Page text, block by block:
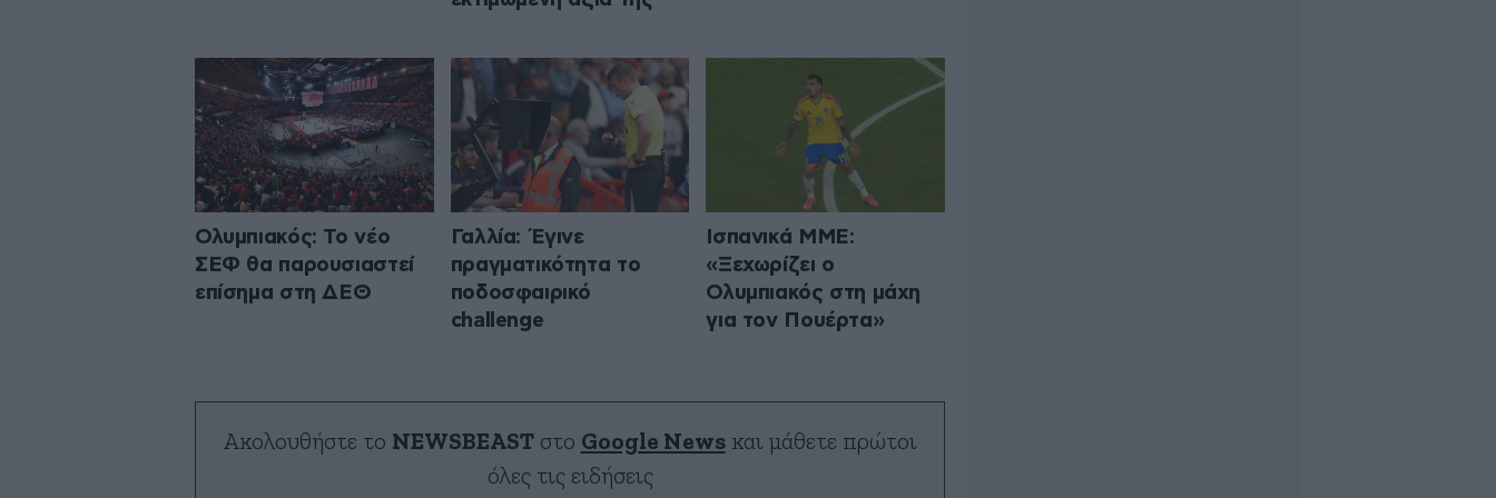
Ολυμπιακός: Το νέο
ΣΕΦ θα παρουσιαστεί
επίσημα στη ΔΕΘ
Γαλλία: Έγινε
πραγματικότητα το
ποδοσφαιρικό
challenge
Ισπανικά ΜΜΕ:
«Ξεχωρίζει ο
Ολυμπιακός στη μάχη
για τον Πουέρτα»
Ακολουθήστε το NEWSBEASTστο Google Newsκαι μάθετε πρώτοι
όλες τις ειδήσεις